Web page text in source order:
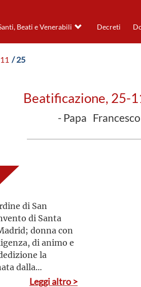
Beati e Venerabili Decreti
/ 25
Beatificazione, 25-
- Papa
di San
di Santa
donna con
di animo e
la
dalla
a manifestarsi in
Leggi altro >